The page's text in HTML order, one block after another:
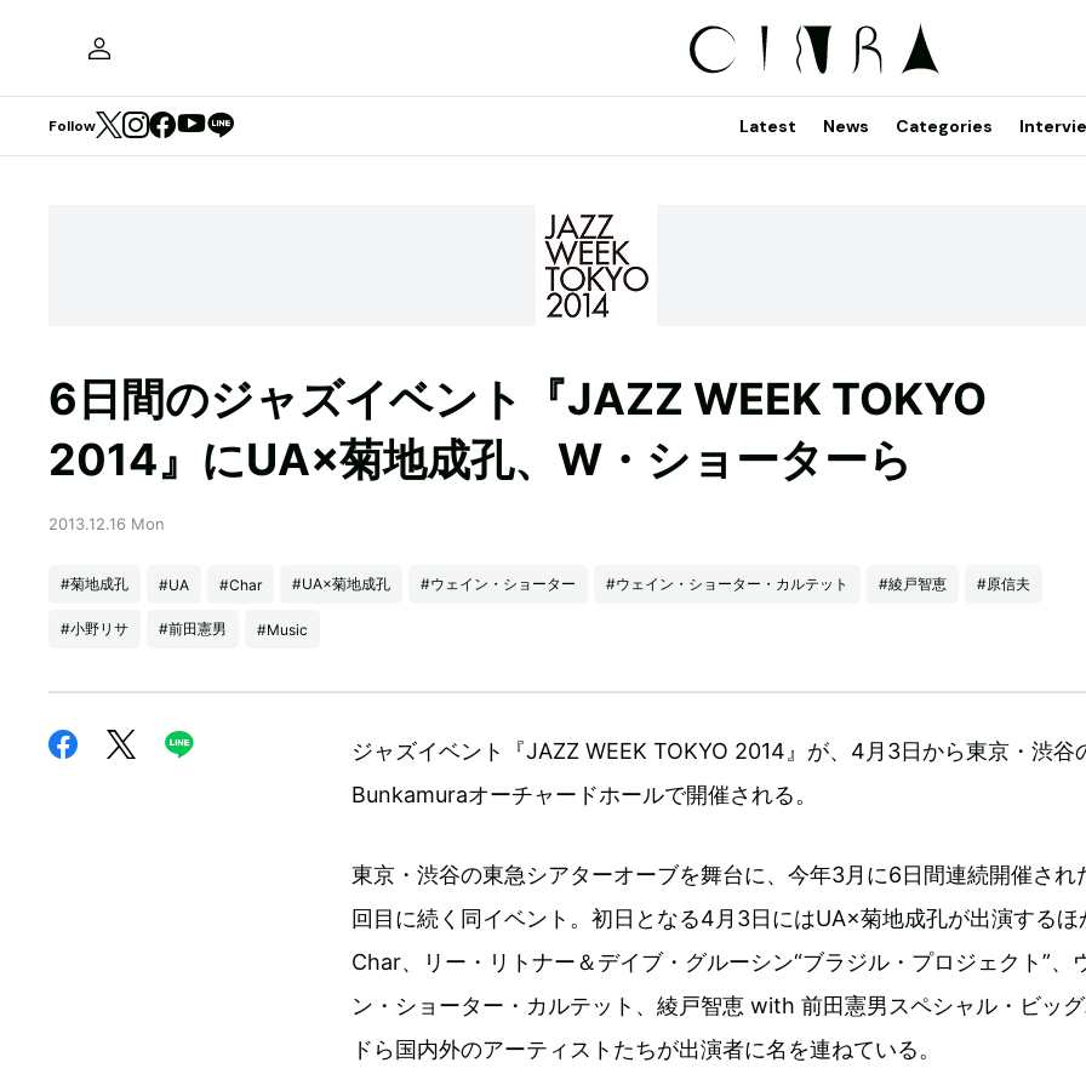
Follow Latest News Categories
6日間のジャズイベント『JAZZ WEEK TOKYO
2014』にUA×菊地成孔、W・ショーターら
2013.12.16 Mon
#菊地成孔 #UA #Char #UA×菊地成孔 #ウェイン・ショーター #ウェイン・ショーター・カルテット #綾戸智恵 #原信夫
#小野リサ #前田憲男 #Music
ジャズイベント『JAZZ WEEK TOKYO 2014』が、4月3日から東京・渋谷
Bunkamuraオーチャードホールで開催される。
東京・渋谷の東急シアターオーブを舞台に、今年3月に6日間連続開催され
回目に続く同イベント。初日となる4月3日にはUA×菊地成孔が出演するほ
Char、リー・リトナー＆デイブ・グルーシン“ブラジル・プロジェクト”、
ン・ショーター・カルテット、綾戸智恵 with 前田憲男スペシャル・ビッ
ドら国内外のアーティストたちが出演者に名を連ねている。